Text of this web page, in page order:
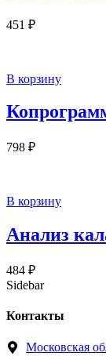
451 ₽
В корзину
798 ₽
В корзину
Анализ
484 ₽
Sidebar
Контакты
Московская